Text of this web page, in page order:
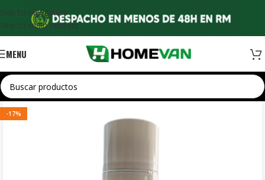
Skip to navigation
Skip to main content
MENU
-17%